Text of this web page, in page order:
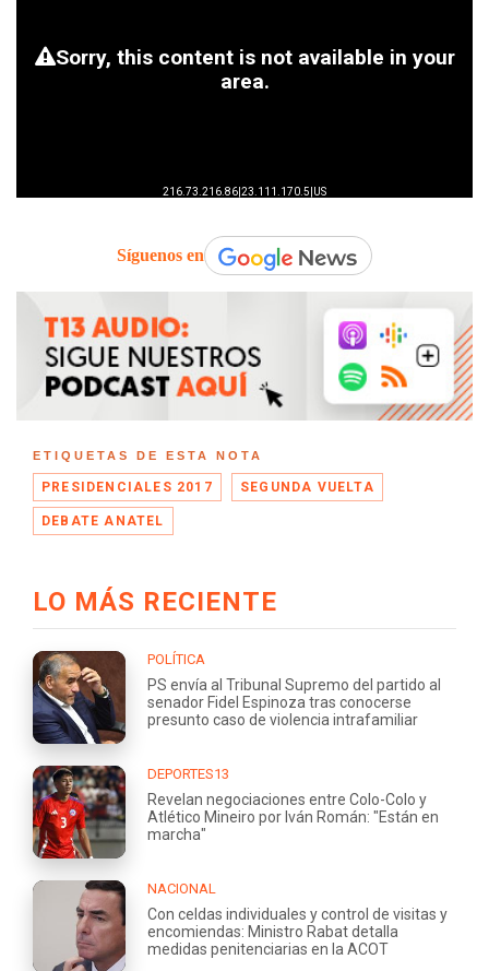
Síguenos en
ETIQUETAS DE ESTA NOTA
PRESIDENCIALES 2017 SEGUNDA VUELTA
DEBATE ANATEL
LO MÁS RECIENTE
POLÍTICA
PS envía al Tribunal Supremo del partido al
senador Fidel Espinoza tras conocerse
presunto caso de violencia intrafamiliar
DEPORTES13
Revelan negociaciones entre Colo-Colo y
Atlético Mineiro por Iván Román: "Están en
marcha"
NACIONAL
Con celdas individuales y control de visitas y
encomiendas: Ministro Rabat detalla
medidas penitenciarias en la ACOT